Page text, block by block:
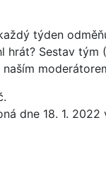
týden
hrát? Sestav
dne 18. 1.